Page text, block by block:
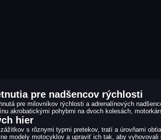
pre nadšencov rýchlosti
pre milovníkov rýchlosti a adrenalínových
akrobatickými pohybmi na dvoch kolesách,
hier
s rôznymi typmi pretekov, tratí a úrovňami
modely motocyklov a upraviť ich tak, aby vyhovovali